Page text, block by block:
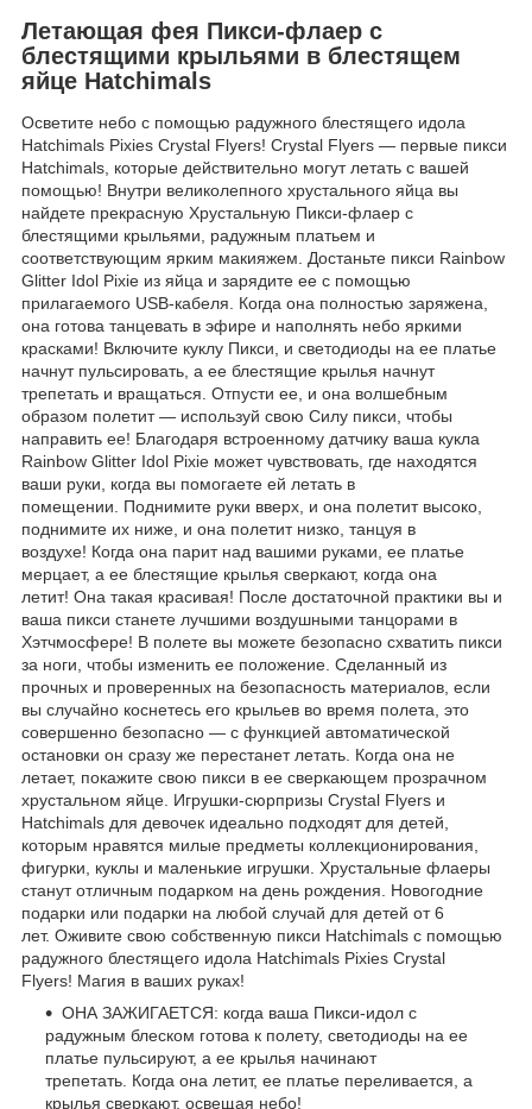
Летающая фея Пикси-флаер с
блестящими крыльями в блестящем
яйце Hatchimals
Осветите небо с помощью радужного блестящего идола
Hatchimals Pixies Crystal Flyers! Crystal Flyers — первые пикси
Hatchimals, которые действительно могут летать с вашей
помощью! Внутри великолепного хрустального яйца вы
найдете прекрасную Хрустальную Пикси-флаер с
блестящими крыльями, радужным платьем и
соответствующим ярким макияжем. Достаньте пикси Rainbow
Glitter Idol Pixie из яйца и зарядите ее с помощью
прилагаемого USB-кабеля. Когда она полностью заряжена,
она готова танцевать в эфире и наполнять небо яркими
красками! Включите куклу Пикси, и светодиоды на ее платье
начнут пульсировать, а ее блестящие крылья начнут
трепетать и вращаться. Отпусти ее, и она волшебным
образом полетит — используй свою Силу пикси, чтобы
направить ее! Благодаря встроенному датчику ваша кукла
Rainbow Glitter Idol Pixie может чувствовать, где находятся
ваши руки, когда вы помогаете ей летать в
помещении. Поднимите руки вверх, и она полетит высоко,
поднимите их ниже, и она полетит низко, танцуя в
воздухе! Когда она парит над вашими руками, ее платье
мерцает, а ее блестящие крылья сверкают, когда она
летит! Она такая красивая! После достаточной практики вы и
ваша пикси станете лучшими воздушными танцорами в
Хэтчмосфере! В полете вы можете безопасно схватить пикси
за ноги, чтобы изменить ее положение. Сделанный из
прочных и проверенных на безопасность материалов, если
вы случайно коснетесь его крыльев во время полета, это
совершенно безопасно — с функцией автоматической
остановки он сразу же перестанет летать. Когда она не
летает, покажите свою пикси в ее сверкающем прозрачном
хрустальном яйце. Игрушки-сюрпризы Crystal Flyers и
Hatchimals для девочек идеально подходят для детей,
которым нравятся милые предметы коллекционирования,
фигурки, куклы и маленькие игрушки. Хрустальные флаеры
станут отличным подарком на день рождения. Новогодние
подарки или подарки на любой случай для детей от 6
лет. Оживите свою собственную пикси Hatchimals с помощью
радужного блестящего идола Hatchimals Pixies Crystal
Flyers! Магия в ваших руках!
ОНА ЗАЖИГАЕТСЯ: когда ваша Пикси-идол с
радужным блеском готова к полету, светодиоды на ее
платье пульсируют, а ее крылья начинают
трепетать. Когда она летит, ее платье переливается, а
крылья сверкают, освещая небо!